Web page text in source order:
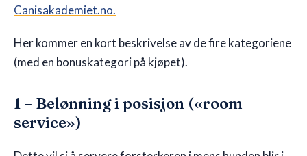
Canisakademiet.no.
Her kommer en kort beskrivelse av de fire kategoriene
(med en bonuskategori på kjøpet).
1 – Belønning i posisjon («room
service»)